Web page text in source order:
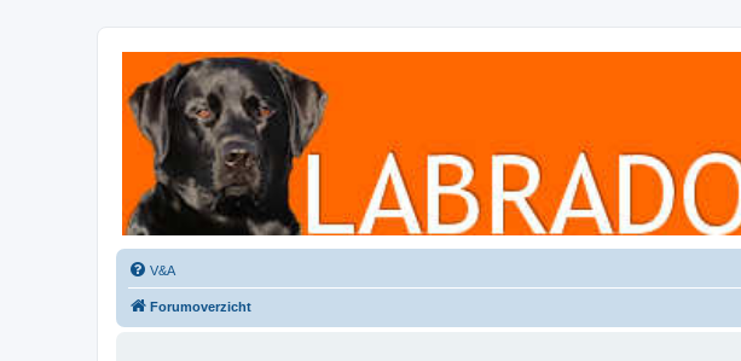
Labradorforum
Het gezelligste Labradorforum van Nederland en België!
V&A
Forumoverzicht